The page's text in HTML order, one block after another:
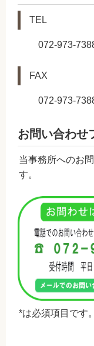
TEL
072-973-
FAX
072-973-
お問い合わせ
当事務所へのお
す。
*は必須項目です。